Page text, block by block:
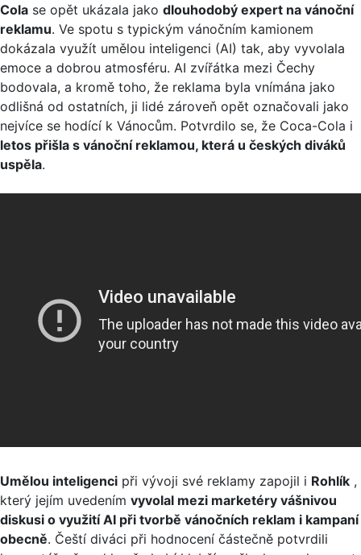
Cola se opět ukázala jako dlouhodobý expert na vánoční
reklamu. Ve spotu s typickým vánočním kamionem
dokázala využít umělou inteligenci (AI) tak, aby vyvolala
emoce a dobrou atmosféru. AI zvířátka mezi Čechy
bodovala, a kromě toho, že reklama byla vnímána jako
odlišná od ostatních, ji lidé zároveň opět označovali jako
nejvíce se hodící k Vánocům. Potvrdilo se, že Coca-Cola i
letos přišla s vánoční reklamou, která u českých diváků
uspěla.
Umělou inteligenci při vývoji své reklamy zapojil i Rohlík ,
který jejím uvedením vyvolal mezi marketéry vášnivou
diskusi o využití AI při tvorbě vánočních reklam i kampaní
obecně. Čeští diváci při hodnocení částečně potvrdili